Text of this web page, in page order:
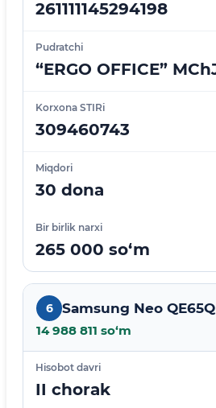
261111145294198
Pudratchi
“ERGO OFFICE”
Korxona STIRi
309460743
Miqdori
30 dona
Bir birlik narxi
265 000 so‘m
6 Samsung Neo
14 988 811 so‘m
Hisobot davri
II chorak